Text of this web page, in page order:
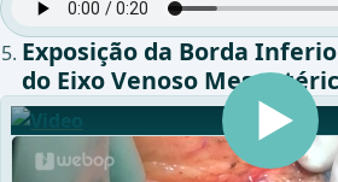
Exposição da Borda
do Eixo Venoso